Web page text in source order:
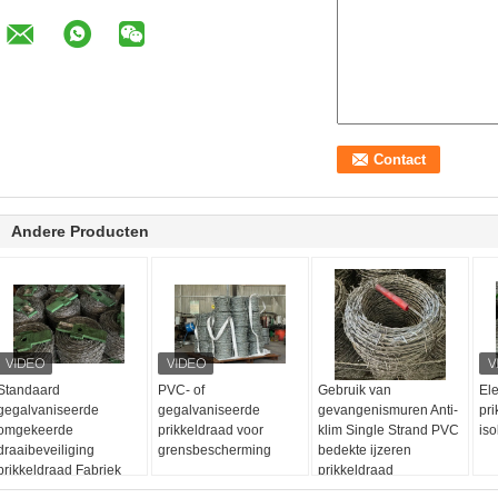
Andere Producten
Fabriek
PVC- of
gegalvaniseerde
prikkeldraad voor
grensbescherming
Gebruik van
gevangenismuren Anti-
klim Single Strand PVC
bedekte ijzeren
prikkeldraad